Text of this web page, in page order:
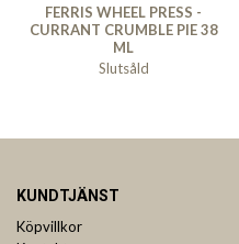
FERRIS WHEEL PRESS -
CURRANT CRUMBLE PIE 38
ML
Slutsåld
KUNDTJÄNST
Köpvillkor